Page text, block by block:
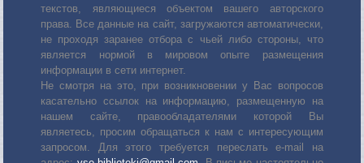
текстов, являющиеся объектом вашего авторского
права. Все данные на сайт, загружаются автоматически,
не проходя заранее отбора с чьей либо стороны, что
является нормой в мировом опыте размещения
информации в сети интернет.
Не смотря на это, при возникновении у Вас вопросов
касательно ссылок на информацию, размещенную на
нашем сайте, правообладателями которой Вы
являетесь, просим обращаться к нам с интересующим
запросом. Для этого требуется переслать е-mail на